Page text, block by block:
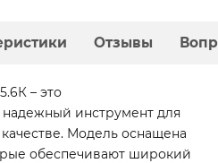
Отзывы
5.6К – это
инструмент для
Модель оснащена
обеспечивают широкий